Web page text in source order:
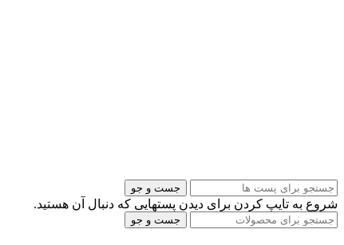
جست و جو
شروع به تایپ کردن برای دیدن پستهایی که دنبال آن هستید.
جست و جو